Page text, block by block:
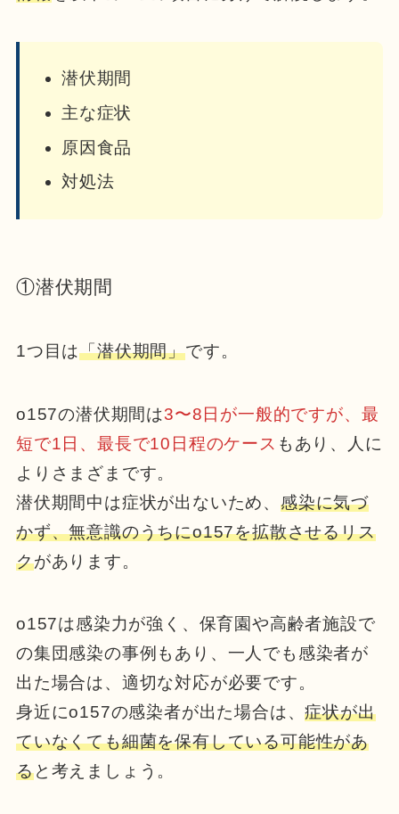
潜伏期間
主な症状
原因食品
対処法
①潜伏期間
1つ目は「潜伏期間」です。
o157の潜伏期間は3〜8日が一般的ですが、最
短で1日、最長で10日程のケース もあり、人に
よりさまざまです。
潜伏期間中は症状が出ないため、感染に気づ
かず、無意識のうちにo157を拡散させるリス
クがあります。
o157は感染力が強く、保育園や高齢者施設で
の集団感染の事例もあり、一人でも感染者が
出た場合は、適切な対応が必要です。
身近にo157の感染者が出た場合は、症状が出
ていなくても細菌を保有している可能性があ
ると考えましょう。